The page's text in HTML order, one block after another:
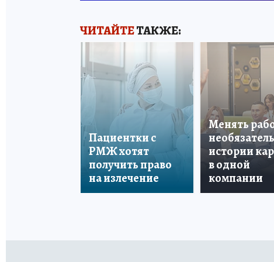
ЧИТАЙТЕТАКЖЕ:
Пациентки с
РМЖ хотят
получить право
на излечение
Менять
истории
в одной
компании